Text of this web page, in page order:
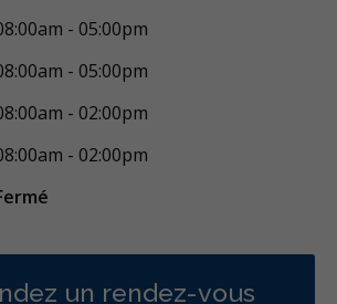
- 05:00pm
- 05:00pm
- 02:00pm
- 02:00pm
un rendez-vous